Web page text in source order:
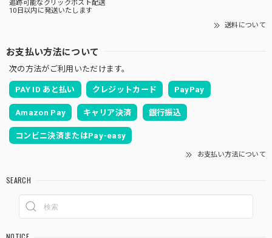
追跡可能なクリックポスト配送
10日以内に発送いたします
送料について
お支払い方法について
次の方法がご利用いただけます。
PAY ID あと払い クレジットカード PayPay
Amazon Pay キャリア決済 銀行振込
コンビニ決済またはPay-easy
お支払い方法について
SEARCH